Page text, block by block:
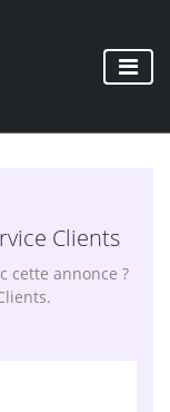
Clients
cette annonce ?